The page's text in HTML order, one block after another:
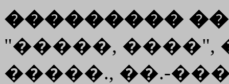
���������
"�����, ����",
�����., ��.-